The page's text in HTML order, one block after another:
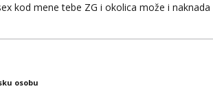
kod mene tebe ZG i okolica može i
osobu